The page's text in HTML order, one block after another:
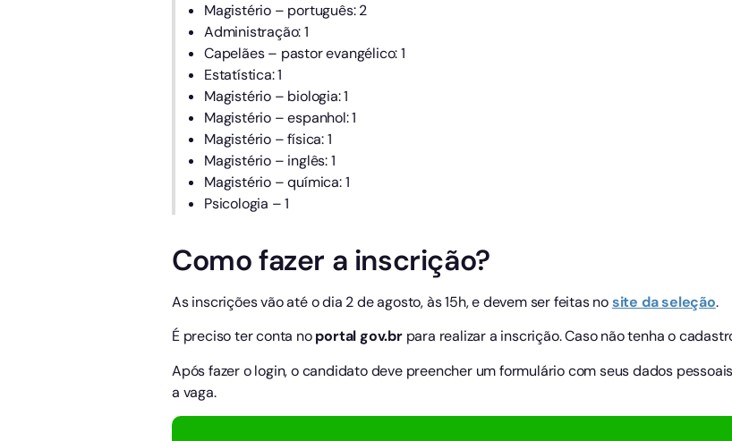
Magistério – português: 2
Administração: 1
Capelães – pastor evangélico: 1
Estatística: 1
Magistério – biologia: 1
Magistério – espanhol: 1
Magistério – física: 1
Magistério – inglês: 1
Magistério – química: 1
Psicologia – 1
Como fazer a inscrição?
As inscrições vão até o dia 2 de agosto, às 15h, e devem ser feitas nosite da seleção.
É preciso ter conta noportal gov.brpara realizar a inscrição. Caso não tenha o
Após fazer o login, o candidato deve preencher um formulário com seus dados
a vaga.